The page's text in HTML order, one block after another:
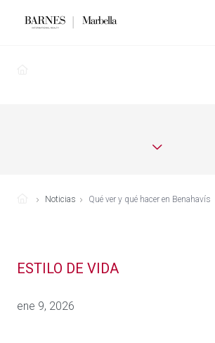
Noticias Qué ver y qué hacer en Benahavís
ESTILO DE VIDA
ene 9, 2026